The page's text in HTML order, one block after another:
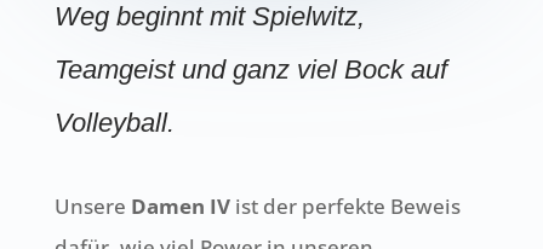
Weg beginnt mit Spielwitz,
Teamgeist und ganz viel Bock auf
Volleyball.
Unsere Damen IVist der perfekte Beweis